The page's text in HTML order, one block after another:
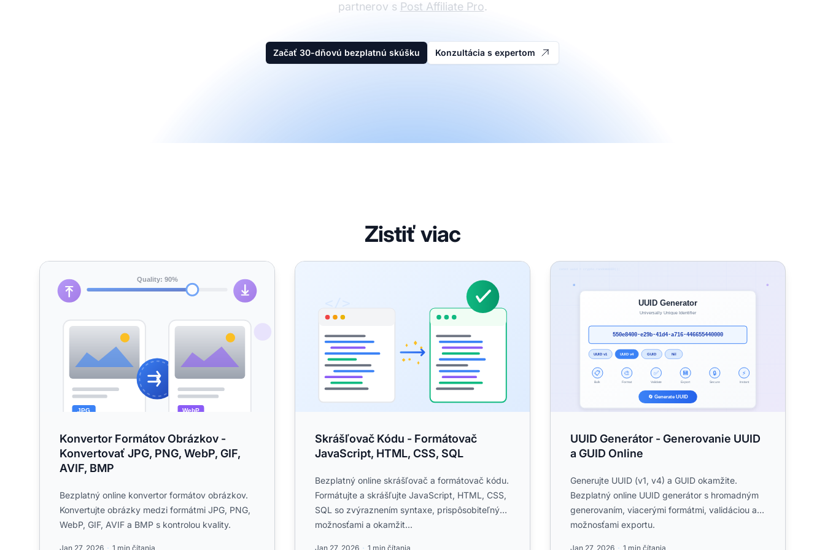
partnerov s Post Affiliate Pro.
Začať 30-dňovú bezplatnú skúšku Konzultácia s expertom
Zistiť viac
Konvertor Formátov Obrázkov - Konvertovať JPG, PNG, WebP, GIF, AVIF, BMP
Konvertor Formátov Obrázkov -
Konvertovať JPG, PNG, WebP, GIF,
AVIF, BMP
Bezplatný online konvertor formátov obrázkov.
Konvertujte obrázky medzi formátmi JPG, PNG,
WebP, GIF, AVIF a BMP s kontrolou kvality.
Jan 27, 2026 1 min čítania
Skrášľovač Kódu - Formátovač JavaScript, HTML, CSS, SQL
Skrášľovač Kódu - Formátovač
JavaScript, HTML, CSS, SQL
Bezplatný online skrášľovač a formátovač kódu.
Formátujte a skrášľujte JavaScript, HTML, CSS,
SQL so zvýraznením syntaxe, prispôsobiteľnými
možnosťami a okamžit...
Jan 27, 2026 1 min čítania
UUID Generátor - Generovanie UUID a GUID Online
UUID Generátor - Generovanie UUID
a GUID Online
Generujte UUID (v1, v4) a GUID okamžite.
Bezplatný online UUID generátor s hromadným
generovaním, viacerými formátmi, validáciou a
možnosťami exportu.
Jan 27, 2026 1 min čítania